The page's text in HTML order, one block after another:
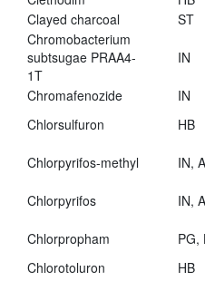
Clayed charcoal
ST
Chromobacterium
subtsugae PRAA4-
1T
IN
Chromafenozide IN
Chlorsulfuron
HB
Chlorpyrifos-methyl
IN,
Chlorpyrifos
IN,
Chlorpropham
PG,
Chlorotoluron
HB